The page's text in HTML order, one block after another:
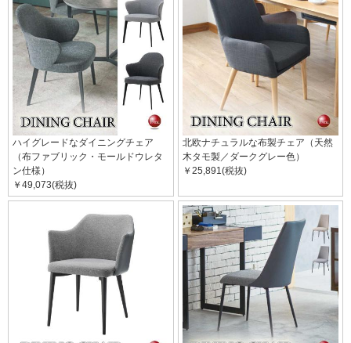
ハイグレードなダイニングチェア
（布ファブリック・モールドウレタ
ン仕様）
￥49,073(税抜)
北欧ナチュラルな布製チェア（天然
木タモ製／ダークグレー色）
￥25,891(税抜)